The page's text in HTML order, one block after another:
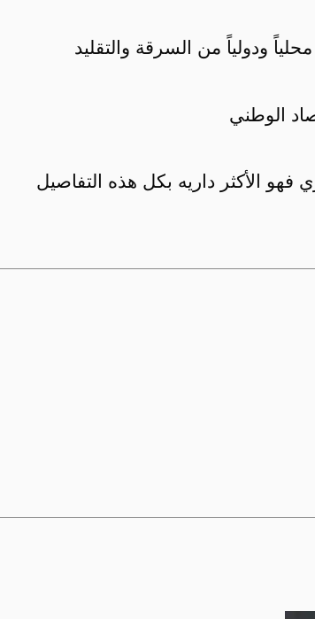
ودولياً من السرقة والتقليد
الوطني
الأكثر داريه بكل هذه التفاصيل